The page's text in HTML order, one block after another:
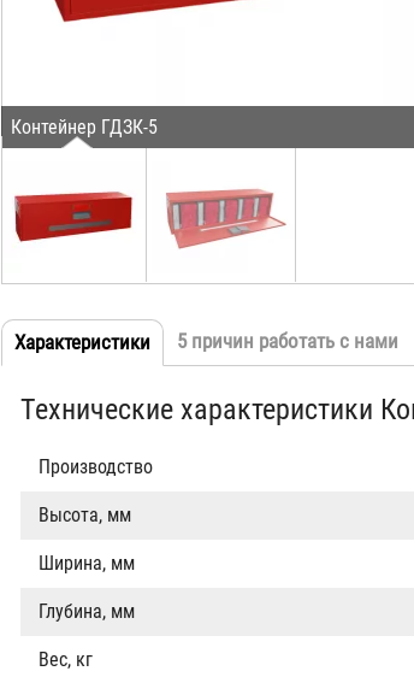
Контейнер ГДЗК-5
Табы
Характеристики (активная
5 причин работать с нами
Технические характеристики
Производство
Высота, мм
Ширина, мм
Глубина, мм
Вес, кг